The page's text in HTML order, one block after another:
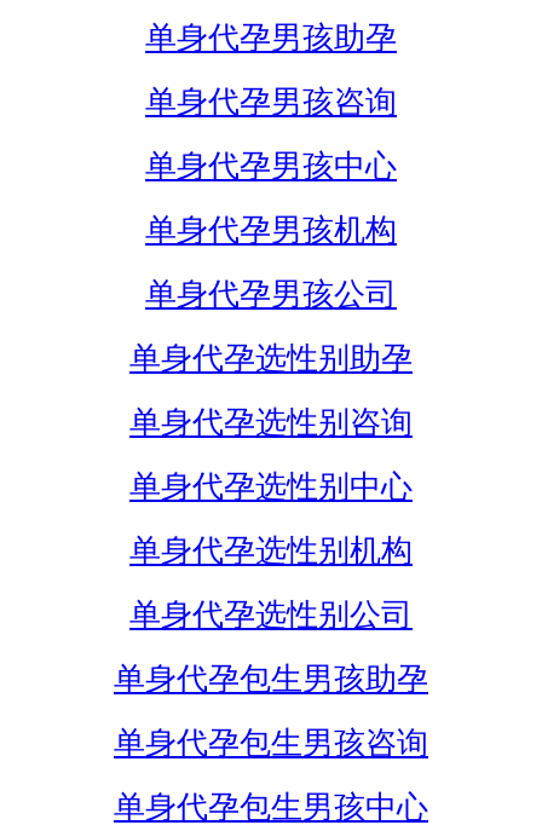
单身代孕男孩助孕
单身代孕男孩咨询
单身代孕男孩中心
单身代孕男孩机构
单身代孕男孩公司
单身代孕选性别助孕
单身代孕选性别咨询
单身代孕选性别中心
单身代孕选性别机构
单身代孕选性别公司
单身代孕包生男孩助孕
单身代孕包生男孩咨询
单身代孕包生男孩中心